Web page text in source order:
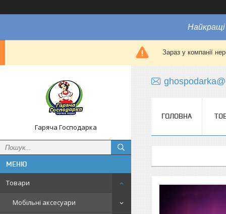
Зараз у компанії
Гаряча Господарка
Товари
Мобільні аксесуари
ГОЛОВНА